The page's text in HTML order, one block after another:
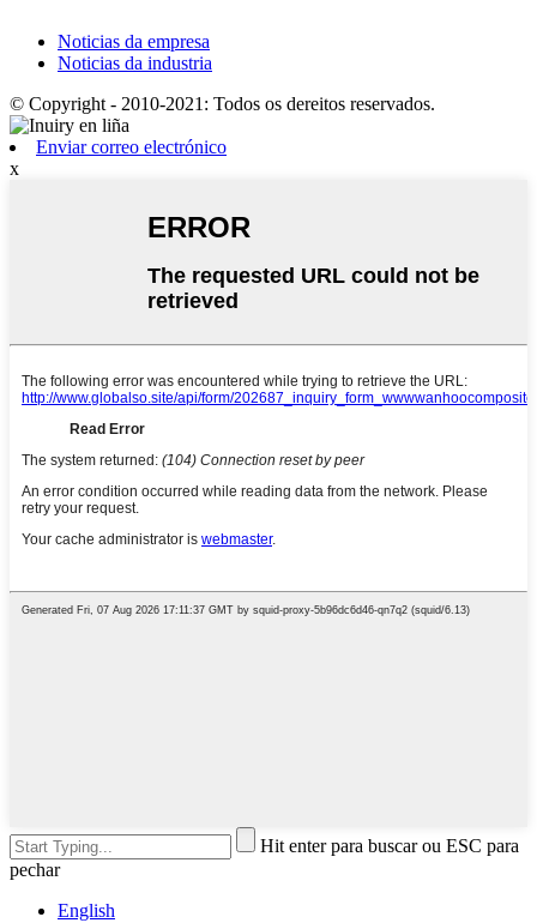
Noticias da empresa
Noticias da industria
© Copyright - 2010-2021: Todos os dereitos reservados.
Enviar correo electrónico
x
Hit enter para buscar ou ESC para
pechar
English